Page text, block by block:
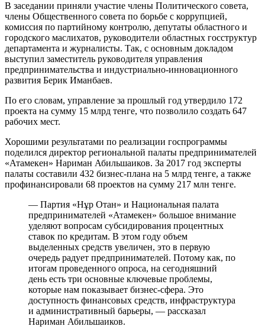
В заседании приняли участие члены Политического совета,
члены Общественного совета по борьбе с коррупцией,
комиссия по партийному контролю, депутаты областного и
городского маслихатов, руководители областных госструктур
департамента и журналисты. Так, с основным докладом
выступил заместитель руководителя управления
предпринимательства и индустриально-инновационного
развития Берик Иманбаев.
По его словам, управление за прошлый год утвердило 172
проекта на сумму 15 млрд тенге, что позволило создать 647
рабочих мест.
Хорошими результатами по реализации госпрограммы
поделился директор региональной палаты предпринимателей
«Атамекен» Нариман Абильшаиков. За 2017 год эксперты
палаты составили 432 бизнес-плана на 5 млрд тенге, а также
профинансировали 68 проектов на сумму 217 млн тенге.
— Партия «Нұр Отан» и Национальная палата
предпринимателей «Атамекен» большое внимание
уделяют вопросам субсидирования процентных
ставок по кредитам. В этом году объем
выделенных средств увеличен, это в первую
очередь радует предпринимателей. Потому как, по
итогам проведенного опроса, на сегодняшний
день есть три основные ключевые проблемы,
которые нам показывает бизнес-сфера. Это
доступность финансовых средств, инфраструктура
и административный барьеры, — рассказал
Нариман Абильшаиков.